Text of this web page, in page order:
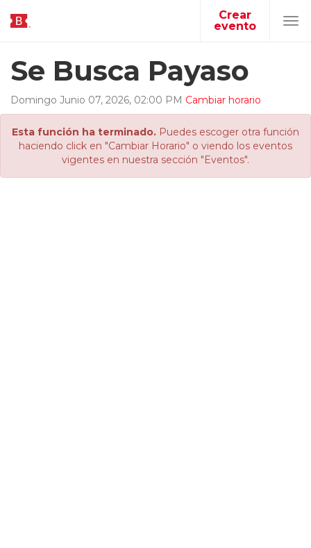
Crear
evento
Se Busca Payaso
Domingo Junio 07, 2026, 02:00 PM Cambiar horario
Esta función ha terminado. Puedes escoger otra función
haciendo click en "Cambiar Horario" o viendo los eventos
vigentes en nuestra sección "Eventos".